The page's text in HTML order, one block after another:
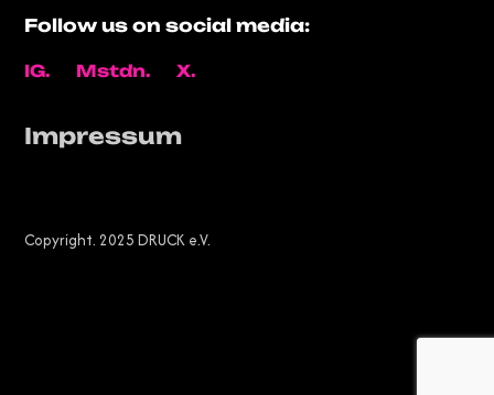
Follow us on social media:
IG. Mstdn. X.
Impressum
Copyright. 2025 DRUCK e.V.